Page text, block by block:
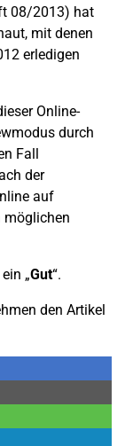
08/2013) hat
mit denen
erledigen
Online-
durch
Fall
der
auf
möglichen
„Gut“.
den Artikel